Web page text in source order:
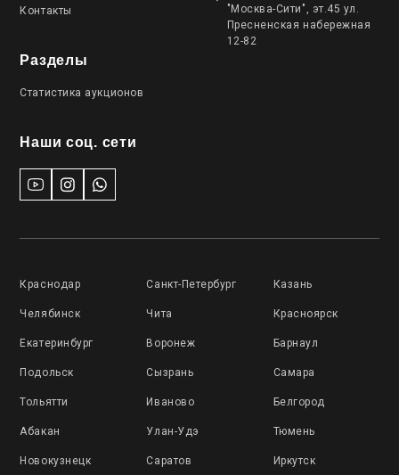
Контакты
Разделы
Статистика аукционов
Наши соц. сети
"Москва-Сити", эт.45 ул.
Пресненская набережная
12-82
Краснодар Санкт-Петербург Казань
Челябинск Чита Красноярск
Екатеринбург Воронеж Барнаул
Подольск Сызрань Самара
Тольятти Иваново Белгород
Абакан Улан-Удэ Тюмень
Новокузнецк Саратов Иркутск